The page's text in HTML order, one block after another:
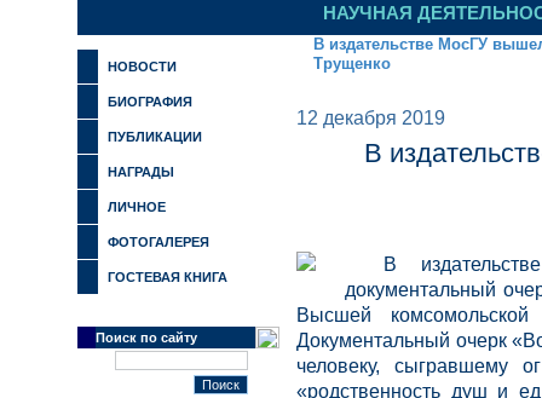
НАУЧНАЯ
НОВОСТИ
БИОГРАФИЯ
ПУБЛИКАЦИИ
НАГРАДЫ
ЛИЧНОЕ
ФОТОГАЛЕРЕЯ
ГОСТЕВАЯ КНИГА
Поиск по сайту
В издательстве МосГУ
Трущенко
12 декабря 2019
В
В
документальный
Высшей
Документальный очерк
человеку, сыгравшему
«родственность душ и